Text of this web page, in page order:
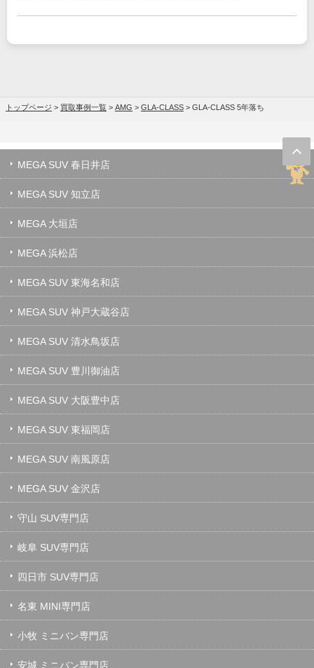
トップページ > 買取事例一覧 > AMG > GLA-CLASS > GLA-CLASS 5年落ち
MEGA SUV 春日井店
MEGA SUV 知立店
MEGA 大垣店
MEGA 浜松店
MEGA SUV 東海名和店
MEGA SUV 神戸大蔵谷店
MEGA SUV 清水鳥坂店
MEGA SUV 豊川御油店
MEGA SUV 大阪豊中店
MEGA SUV 東福岡店
MEGA SUV 南風原店
MEGA SUV 金沢店
守山 SUV専門店
岐阜 SUV専門店
四日市 SUV専門店
名東 MINI専門店
小牧 ミニバン専門店
安城 ミニバン専門店